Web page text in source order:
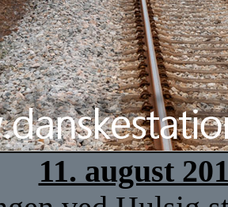
11. august